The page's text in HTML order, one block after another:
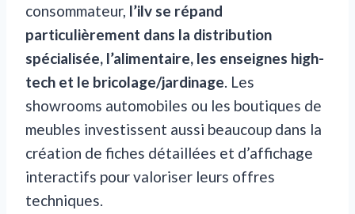
consommateur, l’ilv se répand
particulièrement dans la distribution
spécialisée, l’alimentaire, les enseignes high-
tech et le bricolage/jardinage. Les
showrooms automobiles ou les boutiques de
meubles investissent aussi beaucoup dans la
création de fiches détaillées et d’affichage
interactifs pour valoriser leurs offres
techniques.